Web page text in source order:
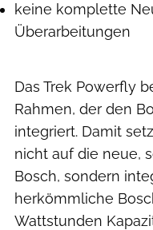
keine komplette
Überarbeitungen
Das Trek Powerfly
Rahmen, der den
integriert. Damit
nicht auf die neue,
Bosch, sondern
herkömmliche
Wattstunden